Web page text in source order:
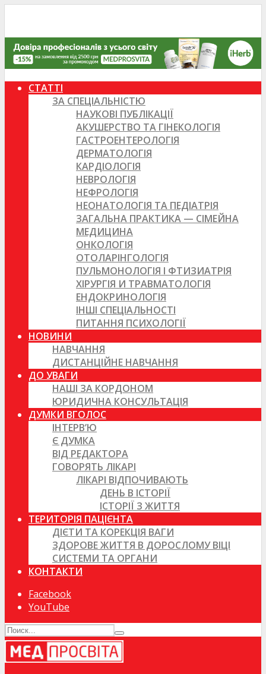
СТАТТІ
ЗА СПЕЦІАЛЬНІСТЮ
НАУКОВІ ПУБЛІКАЦІЇ
АКУШЕРСТВО ТА ГІНЕКОЛОГІЯ
ГАСТРОЕНТЕРОЛОГІЯ
ДЕРМАТОЛОГІЯ
КАРДІОЛОГІЯ
НЕВРОЛОГІЯ
НЕФРОЛОГІЯ
НЕОНАТОЛОГІЯ ТА ПЕДІАТРІЯ
ЗАГАЛЬНА ПРАКТИКА — СІМЕЙНА
МЕДИЦИНА
ОНКОЛОГІЯ
ОТОЛАРІНГОЛОГІЯ
ПУЛЬМОНОЛОГІЯ І ФТИЗИАТРІЯ
ХІРУРГІЯ И ТРАВМАТОЛОГІЯ
ЕНДОКРИНОЛОГІЯ
ІНШІ СПЕЦІАЛЬНОСТІ
ПИТАННЯ ПСИХОЛОГІЇ
НОВИНИ
НАВЧАННЯ
ДИСТАНЦІЙНЕ НАВЧАННЯ
ДО УВАГИ
НАШІ ЗА КОРДОНОМ
ЮРИДИЧНА КОНСУЛЬТАЦІЯ
ДУМКИ ВГОЛОС
ІНТЕРВ’Ю
Є ДУМКА
ВІД РЕДАКТОРА
ГОВОРЯТЬ ЛІКАРІ
ЛІКАРІ ВІДПОЧИВАЮТЬ
ДЕНЬ В ІСТОРІЇ
ІСТОРІЇ З ЖИТТЯ
ТЕРИТОРІЯ ПАЦІЄНТА
ДІЄТИ ТА КОРЕКЦІЯ ВАГИ
ЗДОРОВЕ ЖИТТЯ В ДОРОСЛОМУ ВІЦІ
СИСТЕМИ ТА ОРГАНИ
КОНТАКТИ
Facebook
YouTube